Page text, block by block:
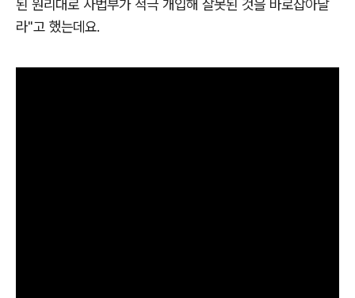
된 원리대로 사법부가 적극 개입해 잘못된 것을 바로잡아달
라"고 했는데요.